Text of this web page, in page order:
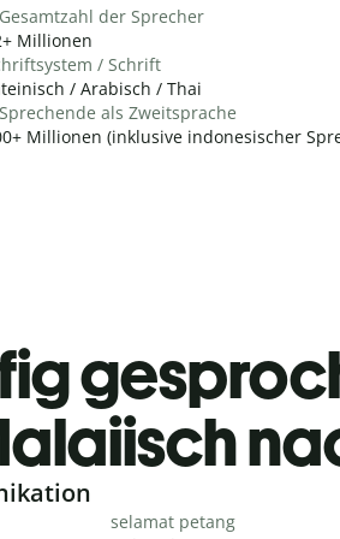
der Sprecher
Millionen
/ Schrift
/ Arabisch / Thai
als Zweitsprache
Millionen (inklusive indonesischer
selamat petang